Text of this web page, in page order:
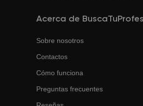
Acerca de
Sobre nosotros
Contactos
Cómo funciona
Preguntas frecuentes